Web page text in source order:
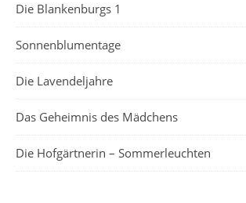
Die Blankenburgs 1
Sonnenblumentage
Die Lavendeljahre
Das Geheimnis des Mädchens
Die Hofgärtnerin – Sommerleuchten